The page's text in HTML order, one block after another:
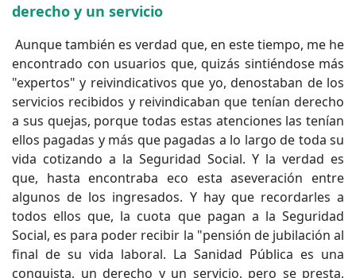
derecho y un servicio
Aunque también es verdad que, en este tiempo, me he
encontrado con usuarios que, quizás sintiéndose más
"expertos" y reivindicativos que yo, denostaban de los
servicios recibidos y reivindicaban que tenían derecho
a sus quejas, porque todas estas atenciones las tenían
ellos pagadas y más que pagadas a lo largo de toda su
vida cotizando a la Seguridad Social. Y la verdad es
que, hasta encontraba eco esta aseveración entre
algunos de los ingresados. Y hay que recordarles a
todos ellos que, la cuota que pagan a la Seguridad
Social, es para poder recibir la "pensión de jubilación al
final de su vida laboral. La Sanidad Pública es una
conquista, un derecho y un servicio, pero se presta,